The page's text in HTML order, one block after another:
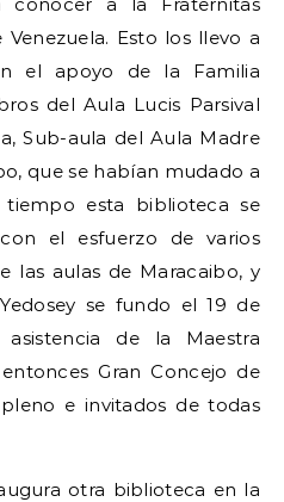
Esto los llevo a
el apoyo de la Familia
del Aula Lucis Parsival
Sub-aula del Aula Madre
que se habían mudado a
esta biblioteca se
el esfuerzo de varios
las aulas de Maracaibo, y
se fundo el 19 de
de la Maestra
Gran Concejo de
e invitados de todas
otra biblioteca en la